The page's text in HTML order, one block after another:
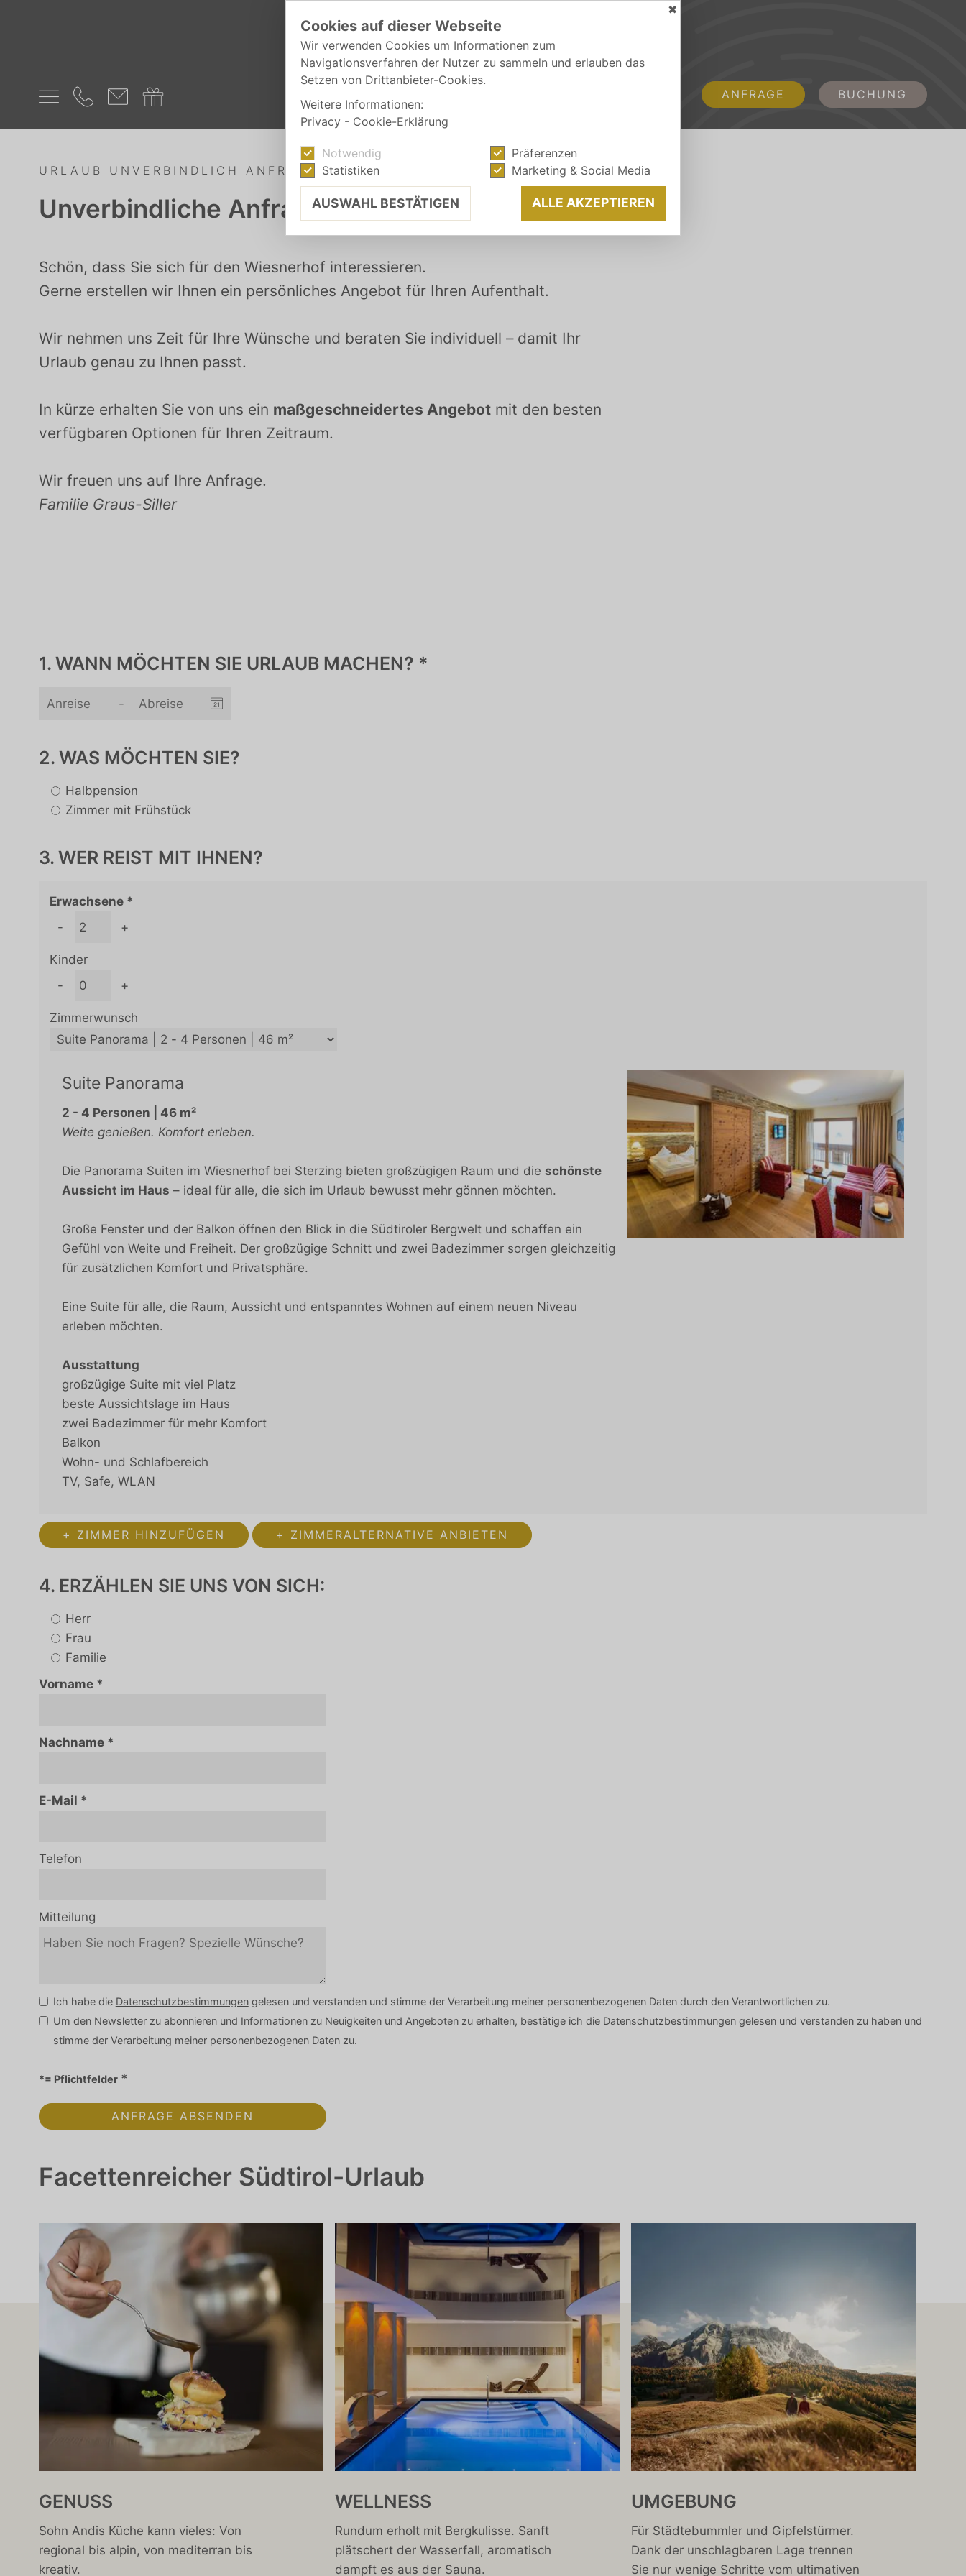
ANFRAGE BUCHUNG
URLAUB UNVERBINDLICH ANFRAGEN
Unverbindliche Anfrage
Schön, dass Sie sich für den Wiesnerhof interessieren.
Gerne erstellen wir Ihnen ein persönliches Angebot für Ihren Aufenthalt.
Wir nehmen uns Zeit für Ihre Wünsche und beraten Sie individuell – damit Ihr
Urlaub genau zu Ihnen passt.
In kürze erhalten Sie von uns ein maßgeschneidertes Angebotmit den besten
verfügbaren Optionen für Ihren Zeitraum.
Wir freuen uns auf Ihre Anfrage.
Familie Graus-Siller
1. WANN MÖCHTEN SIE URLAUB MACHEN? *
-
2. WAS MÖCHTEN SIE?
Halbpension
Zimmer mit Frühstück
3. WER REIST MIT IHNEN?
Erwachsene
-
+
Kinder
-
+
Zimmerwunsch
Suite Panorama
2 - 4 Personen
| 46 m²
Weite genießen. Komfort erleben.
Die Panorama Suiten im Wiesnerhof bei Sterzing bieten großzügigen Raum und die schönste
Aussicht im Haus – ideal für alle, die sich im Urlaub bewusst mehr gönnen möchten.
Große Fenster und der Balkon öffnen den Blick in die Südtiroler Bergwelt und schaffen ein
Gefühl von Weite und Freiheit. Der großzügige Schnitt und zwei Badezimmer sorgen gleichzeitig
für zusätzlichen Komfort und Privatsphäre.
Eine Suite für alle, die Raum, Aussicht und entspanntes Wohnen auf einem neuen Niveau
erleben möchten.
Ausstattung
großzügige Suite mit viel Platz
beste Aussichtslage im Haus
zwei Badezimmer für mehr Komfort
Balkon
Wohn- und Schlafbereich
TV, Safe, WLAN
+ ZIMMER HINZUFÜGEN + ZIMMERALTERNATIVE ANBIETEN
4. ERZÄHLEN SIE UNS VON SICH:
Herr
Frau
Familie
Vorname
Nachname
E-Mail
Telefon
Mitteilung
Ich habe die Datenschutzbestimmungengelesen und verstanden und stimme der Verarbeitung meiner personenbezogenen Daten durch den Verantwortlichen zu.
Um den Newsletter zu abonnieren und Informationen zu Neuigkeiten und Angeboten zu erhalten, bestätige ich die Datenschutzbestimmungen gelesen und verstanden zu haben und
stimme der Verarbeitung meiner personenbezogenen Daten zu.
*= Pflichtfelder
Facettenreicher Südtirol-Urlaub
GENUSS
Sohn Andis Küche kann vieles: Von
regional bis alpin, von mediterran bis
kreativ.
WELLNESS
Rundum erholt mit Bergkulisse. Sanft
plätschert der Wasserfall, aromatisch
dampft es aus der Sauna.
UMGEBUNG
Für Städtebummler und Gipfelstürmer.
Dank der unschlagbaren Lage trennen
Sie nur wenige Schritte vom ultimativen
✖
Cookies auf dieser Webseite
Wir verwenden Cookies um Informationen zum
Navigationsverfahren der Nutzer zu sammeln und erlauben das
Setzen von Drittanbieter-Cookies.
Weitere Informationen:
Privacy - Cookie-Erklärung
Notwendig
Präferenzen
Statistiken
Marketing & Social Media
AUSWAHL BESTÄTIGEN ALLE AKZEPTIEREN